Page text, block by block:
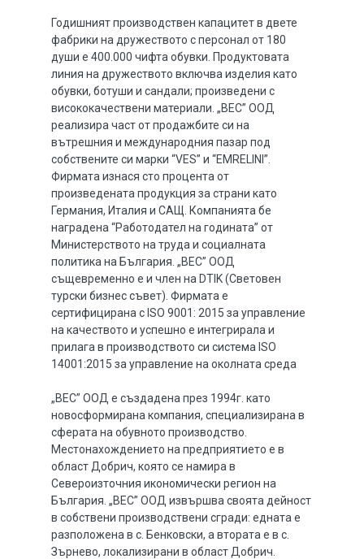
Годишният производствен капацитет в двете
фабрики на дружеството с персонал от 180
души е 400.000 чифта обувки. Продуктовата
линия на дружеството включва изделия като
обувки, ботуши и сандали; произведени с
висококачествени материали. „ВЕС” ООД
реализира част от продажбите си на
вътрешния и международния пазар под
собствените си марки “VES” и “EMRELINI”.
Фирмата изнася сто процента от
произведената продукция за страни като
Германия, Италия и САЩ. Компанията бе
наградена “Работодател на годината” от
Министерството на труда и социалната
политика на България. „ВЕС” ООД
същевременно е и член на DTIK (Световен
турски бизнес съвет). Фирмата е
сертифицирана с ISO 9001: 2015 за управление
на качеството и успешно е интегрирала и
прилага в производството си система ISO
14001:2015 за управление на околната среда
„ВЕС” ООД е създадена през 1994г. като
новосформирана компания, специализирана в
сферата на обувното производство.
Местонахождението на предприятието е в
област Добрич, която се намира в
Североизточния икономически регион на
България. „ВЕС” ООД извършва своята дейност
в собствени производствени сгради: едната е
разположена в с. Бенковски, а втората е в с.
Зърнево, локализирани в област Добрич.